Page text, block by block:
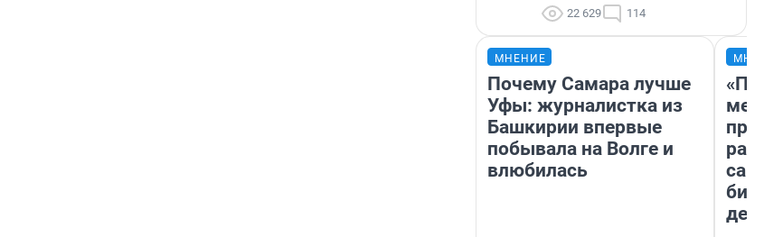
22 629 114
МНЕНИЕ
Почему Самара лучше
Уфы: журналистка из
Башкирии впервые
побывала на Волге и
влюбилась